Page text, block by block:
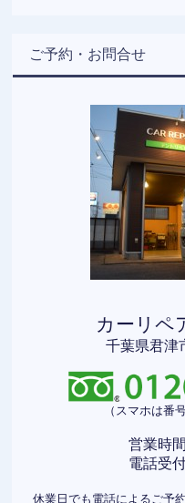
ご予約・お問合せ
カーリペ
千葉県君津
（スマホは番
営業時
電話受
休業日でも電話によるご予